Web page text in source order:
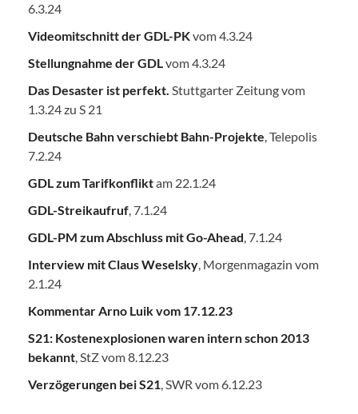
6.3.24
Videomitschnitt der GDL-PKvom 4.3.24
Stellungnahme der GDLvom 4.3.24
Das Desaster ist perfekt. Stuttgarter Zeitung vom
1.3.24 zu S 21
Deutsche Bahn verschiebt Bahn-Projekte, Telepolis
7.2.24
GDL zum Tarifkonfliktam 22.1.24
GDL-Streikaufruf, 7.1.24
GDL-PM zum Abschluss mit Go-Ahead, 7.1.24
Interview mit Claus Weselsky, Morgenmagazin vom
2.1.24
Kommentar Arno Luik vom 17.12.23
S21: Kostenexplosionen waren intern schon 2013
bekannt, StZ vom 8.12.23
Verzögerungen bei S21, SWR vom 6.12.23